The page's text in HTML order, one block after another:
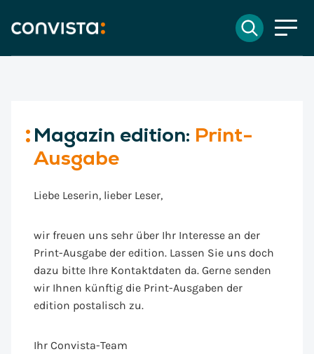
DE
Suchen
Magazin edition: Print-
Ausgabe
Liebe Leserin, lieber Leser,
wir freuen uns sehr über Ihr Interesse an der
Print-Ausgabe der edition. Lassen Sie uns doch
dazu bitte Ihre Kontaktdaten da. Gerne senden
wir Ihnen künftig die Print-Ausgaben der
edition postalisch zu.
Ihr Convista-Team